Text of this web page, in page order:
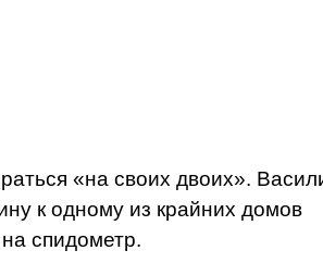
«на своих двоих».
к одному из крайних до­мов
спи­дометр.